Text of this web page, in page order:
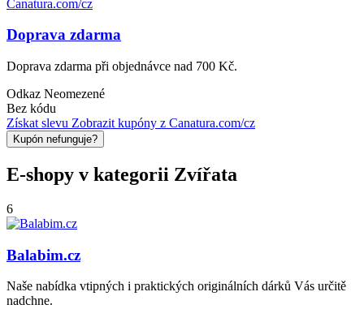
Canatura.com/cz
Doprava zdarma
Doprava zdarma při objednávce nad 700 Kč.
Odkaz Neomezené
Bez kódu
Získat slevu Zobrazit kupóny z Canatura.com/cz
Kupón nefunguje?
E-shopy v kategorii Zvířata
6
Balabim.cz
Naše nabídka vtipných i praktických originálních dárků Vás určitě
nadchne.